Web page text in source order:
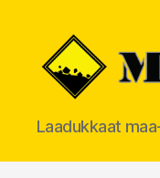
MURSKE.NET
Laadukkaat